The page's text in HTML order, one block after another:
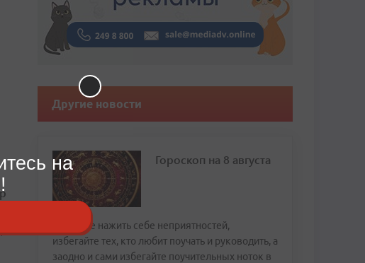
Другие новости
Гороскоп на 8 августа
Чтобы не нажить себе неприятностей,
избегайте тех, кто любит поучать и руководить, а
заодно и сами избегайте поучительных ноток в
на